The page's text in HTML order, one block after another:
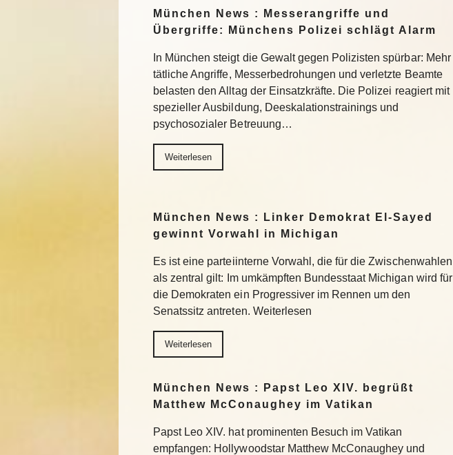
München News : Messerangriffe und
Übergriffe: Münchens Polizei schlägt Alarm
In München steigt die Gewalt gegen Polizisten spürbar: Mehr
tätliche Angriffe, Messerbedrohungen und verletzte Beamte
belasten den Alltag der Einsatzkräfte. Die Polizei reagiert mit
spezieller Ausbildung, Deeskalationstrainings und
psychosozialer Betreuung…
Weiterlesen
München News : Linker Demokrat El-Sayed
gewinnt Vorwahl in Michigan
Es ist eine parteiinterne Vorwahl, die für die Zwischenwahlen
als zentral gilt: Im umkämpften Bundesstaat Michigan wird für
die Demokraten ein Progressiver im Rennen um den
Senatssitz antreten. Weiterlesen
Weiterlesen
München News : Papst Leo XIV. begrüßt
Matthew McConaughey im Vatikan
Papst Leo XIV. hat prominenten Besuch im Vatikan
empfangen: Hollywoodstar Matthew McConaughey und